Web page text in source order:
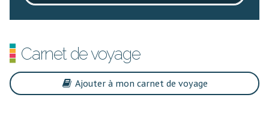
Carnet de voyage
Ajouter à mon carnet de voyage